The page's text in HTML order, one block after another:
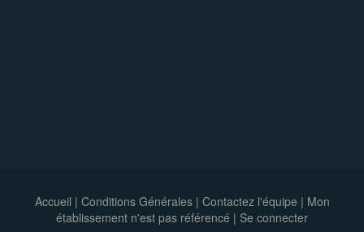
Accueil | Conditions Générales| Contactez l'équipe | Mon
établissement n'est pas référencé | Se connecter